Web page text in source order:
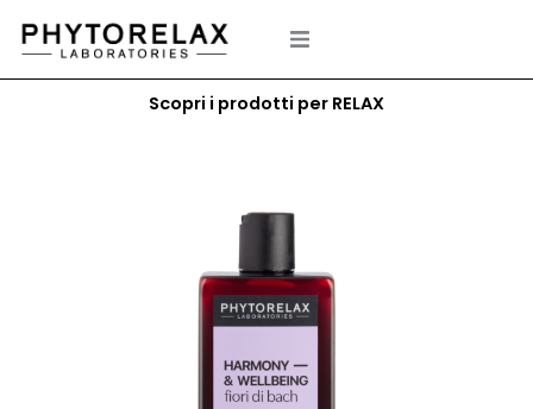
Scopri i prodotti per RELAX